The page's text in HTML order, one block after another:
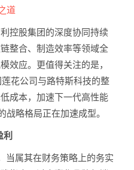
控股集团的深度协同持续
整合、制造效率等领域全
效应。更值得关注的是，
花公司与路特斯科技的整
成本，加速下一代高性能
战略格局正在加速成型。
当属其在财务策略上的务实